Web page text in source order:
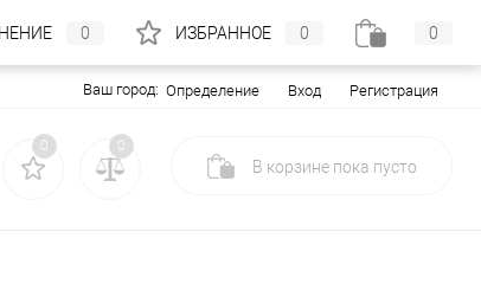
Ваш город: Определение Вход Регистрация
0 0
В корзине пока пусто
0 ИЗБРАННОЕ 0 0